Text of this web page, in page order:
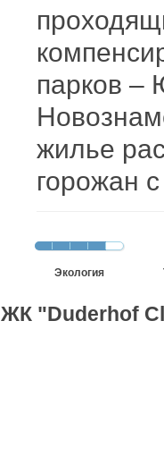
парков –
жилье
горожан
Экология
ЖК "Duderhof